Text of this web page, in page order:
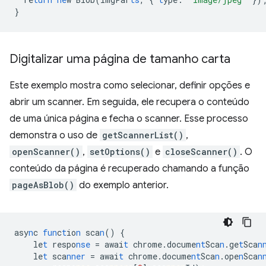
}
Digitalizar uma página de tamanho carta
Este exemplo mostra como selecionar, definir opções e
abrir um scanner. Em seguida, ele recupera o conteúdo
de uma única página e fecha o scanner. Esse processo
demonstra o uso de getScannerList() ,
openScanner() , setOptions() e closeScanner() . O
conteúdo da página é recuperado chamando a função
pageAsBlob() do exemplo anterior.
async function scan()
{
let response = await chrome.documentScan .getSca
let scanner = await chrome.documentScan .openSca